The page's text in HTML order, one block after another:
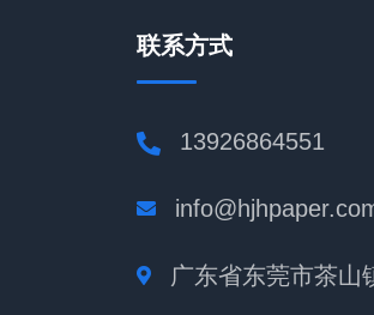
联系方式
13926864551
广东省东莞市茶山